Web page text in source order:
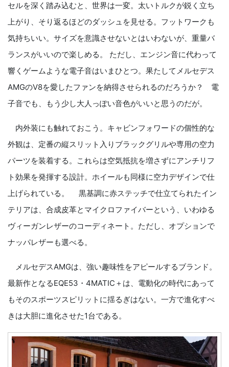
セルを深く踏み込むと、世界は一変。太いトルクが鋭く立ち
上がり、そり返るほどのダッシュを見せる。フットワークも
気持ちいい。サイズを意識させないとはいわないが、重量バ
ランスがいいので楽しめる。 ただし、エンジン音に代わって
響くゲームような電子音はいまひとつ。果たしてメルセデス
AMGのV8を愛したファンを納得させられるのだろうか？ 電
子音でも、もう少し大人っぽい音色がいいと思うのだが。
内外装にも触れておこう。キャビンフォワードの個性的な
外観は、定番の縦スリット入りブラックグリルや専用の空力
パーツを装着する。これらは空気抵抗を増さずにアンチリフ
ト効果を発揮する設計。ホイールも同様に空力デザインで仕
上げられている。 黒基調に赤ステッチで仕立てられたイン
テリアは、合成皮革とマイクロファイバーという、いわゆる
ヴィーガンレザーのコーディネート。ただし、オプションで
ナッパレザーも選べる。
メルセデスAMGは、強い趣味性をアピールするブランド。
最新作となるEQE53・4MATIC＋は、電動化の時代にあって
もそのスポーツスピリットに揺るぎはない。一方で進化すべ
きは大胆に進化させた1台である。